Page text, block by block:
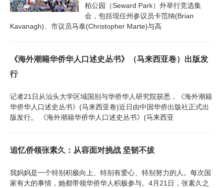
柏公园（Seward Park）外举行竞选集
会，包括现任州参议员卡范纳(Brian
Kavanagh)、市议员马泰(Christopher Marte)与高
《海外潮籍华侨华人口述史丛书》（马来西亚卷）出版发
行
记者21日从汕头大学区域国别与华侨华人研究院获悉，《海外潮籍
华侨华人口述史丛书》(马来西亚卷)近日由中国华侨出版社正式出
版发行。 《海外潮籍华侨华人口述史丛书》(马来西亚
追忆侨领张素久：从容面对挑战 坚韧不拔
我妈妈是一个特别积极向上、特别有爱心、特别努力的人。每次国
家有大的事情，她都带领华侨华人积极参与。4月21日，张素久之